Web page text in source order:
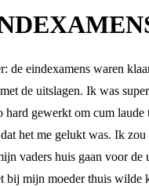
de eindexamens waren
de uitslagen. Ik was
hard gewerkt om cum laude
het me gelukt was. Ik zou
vaders huis gaan voor de
bij mijn moeder thuis wilde